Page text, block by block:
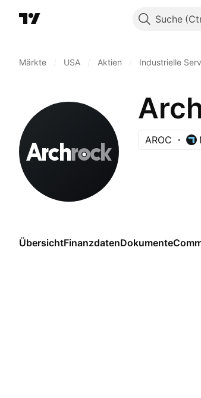
Suche
Märkte USA Aktien Industrielle
AROC
ÜbersichtFinanzdatenDokumente